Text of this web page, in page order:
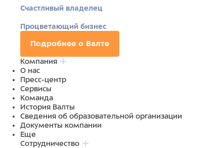
Счастливый владелец
Процветающий бизнес
Подробнее о Валте
Компания
О нас
Пресс-центр
Сервисы
Команда
История Валты
Сведения об образовательной организации
Документы компании
Еще
Сотрудничество